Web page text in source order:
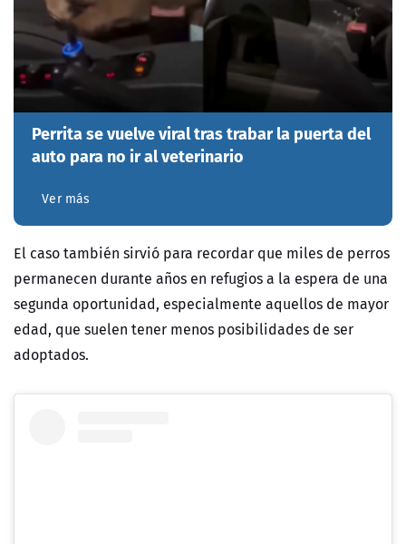
Perrita se vuelve viral tras trabar la puerta del
auto para no ir al veterinario
Ver más
El caso también sirvió para recordar que miles de perros
permanecen durante años en refugios a la espera de una
segunda oportunidad, especialmente aquellos de mayor
edad, que suelen tener menos posibilidades de ser
adoptados.